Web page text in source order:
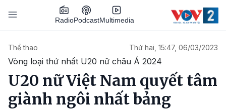
Nhảy đến nội dung
RadioPodcastMultimedia
Thể thao Thứ hai, 15:47, 06/03/2023
Vòng loại thứ nhất U20 nữ châu Á 2024
U20 nữ Việt Nam quyết tâm
giành ngôi nhất bảng